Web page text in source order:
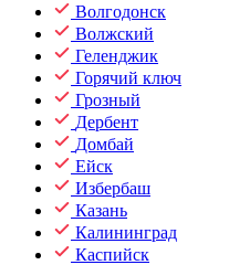
Волгодонск
Волжский
Геленджик
Горячий ключ
Грозный
Дербент
Домбай
Ейск
Избербаш
Казань
Калининград
Каспийск